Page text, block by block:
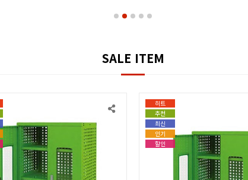
SALE ITEM
히트
추천
최신
인기
할인